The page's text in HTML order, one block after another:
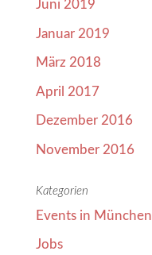
Juni 2019
Januar 2019
März 2018
April 2017
Dezember 2016
November 2016
Kategorien
Events in München
Jobs